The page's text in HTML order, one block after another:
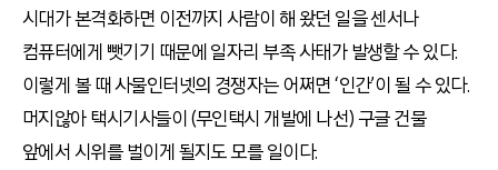
시대가 본격화하면 이전까지 사람이 해 왔던 일을 센서나
컴퓨터에게 뺏기기 때문에 일자리 부족 사태가 발생할 수 있다.
이렇게 볼 때 사물인터넷의 경쟁자는 어쩌면 ‘인간’이 될 수 있다.
머지않아 택시기사들이 (무인택시 개발에 나선) 구글 건물
앞에서 시위를 벌이게 될지도 모를 일이다.